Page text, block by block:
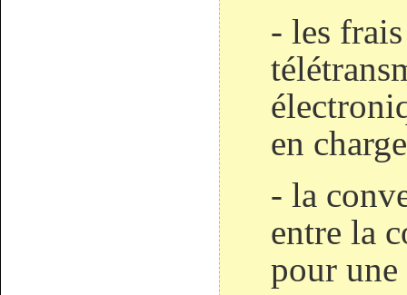
- les
en
- la
entre la
pour une